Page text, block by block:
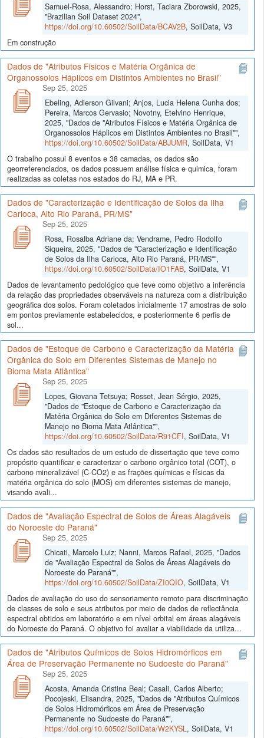
Samuel-Rosa, Alessandro; Horst, Taciara Zborowski, 2025,
"Brazilian Soil Dataset 2024",
https://doi.org/10.60502/SoilData/BCAV2B, SoilData, V3
Em construção
Dados de "Atributos Físicos e Matéria Orgânica de
Organossolos Háplicos em Distintos Ambientes no Brasil"
Sep 25, 2025
Ebeling, Adierson Gilvani; Anjos, Lucia Helena Cunha dos;
Pereira, Marcos Gervasio; Novotny, Etelvino Henrique,
2025, "Dados de "Atributos Físicos e Matéria Orgânica de
Organossolos Háplicos em Distintos Ambientes no Brasil"",
https://doi.org/10.60502/SoilData/ABJUMR, SoilData, V1
O trabalho possui 8 eventos e 38 camadas, os dados são
georreferenciados, os dados possuem análise física e quimica, foram
realizadas as coletas nos estados do RJ, MA e PR.
Dados de "Caracterização e Identificação de Solos da Ilha
Carioca, Alto Rio Paraná, PR/MS"
Sep 25, 2025
Rosa, Rosalba Adriane da; Vendrame, Pedro Rodolfo
Siqueira, 2025, "Dados de "Caracterização e Identificação
de Solos da Ilha Carioca, Alto Rio Paraná, PR/MS"",
https://doi.org/10.60502/SoilData/IO1FAB, SoilData, V1
Dados de levantamento pedológico que teve como objetivo a inferência
da relação das propriedades observáveis na natureza com a distribuição
geográfica dos solos. Foram coletados inicialmente 17 amostras de solo
em pontos previamente estabelecidos, e posteriormente 6 perfis de
sol...
Dados de "Estoque de Carbono e Caracterização da Matéria
Orgânica do Solo em Diferentes Sistemas de Manejo no
Bioma Mata Atlântica"
Sep 25, 2025
Lopes, Giovana Tetsuya; Rosset, Jean Sérgio, 2025,
"Dados de "Estoque de Carbono e Caracterização da
Matéria Orgânica do Solo em Diferentes Sistemas de
Manejo no Bioma Mata Atlântica"",
https://doi.org/10.60502/SoilData/R91CFI, SoilData, V1
Os dados são resultados de um estudo de dissertação que teve como
propósito quantificar e caracterizar o carbono orgânico total (COT), o
carbono mineralizável (C-CO2) e as frações químicas e físicas da
matéria orgânica do solo (MOS) em diferentes sistemas de manejo,
visando avali...
Dados de "Avaliação Espectral de Solos de Áreas Alagáveis
do Noroeste do Paraná"
Sep 25, 2025
Chicati, Marcelo Luiz; Nanni, Marcos Rafael, 2025, "Dados
de "Avaliação Espectral de Solos de Áreas Alagáveis do
Noroeste do Paraná"",
https://doi.org/10.60502/SoilData/ZI0QIO, SoilData, V1
Dados de avaliação do uso do sensoriamento remoto para discriminação
de classes de solo e seus atributos por meio de dados de reflectância
espectral obtidos em laboratório e em nível orbital em áreas alagáveis
do Noroeste do Paraná. O objetivo foi avaliar a viabilidade da utiliza...
Dados de "Atributos Químicos de Solos Hidromórficos em
Área de Preservação Permanente no Sudoeste do Paraná"
Sep 25, 2025
Acosta, Amanda Cristina Beal; Casali, Carlos Alberto;
Pocojeski, Elisandra, 2025, "Dados de "Atributos Químicos
de Solos Hidromórficos em Área de Preservação
Permanente no Sudoeste do Paraná"",
https://doi.org/10.60502/SoilData/W2KYSL, SoilData, V1